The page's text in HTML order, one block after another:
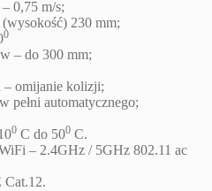
0,75 m/s;
230 mm;
0
– do 300 mm;
– omijanie kolizji;
pełni automatycznego;
0 C do 500 C.
– 2.4GHz / 5GHz 802.11 ac
Cat.12.